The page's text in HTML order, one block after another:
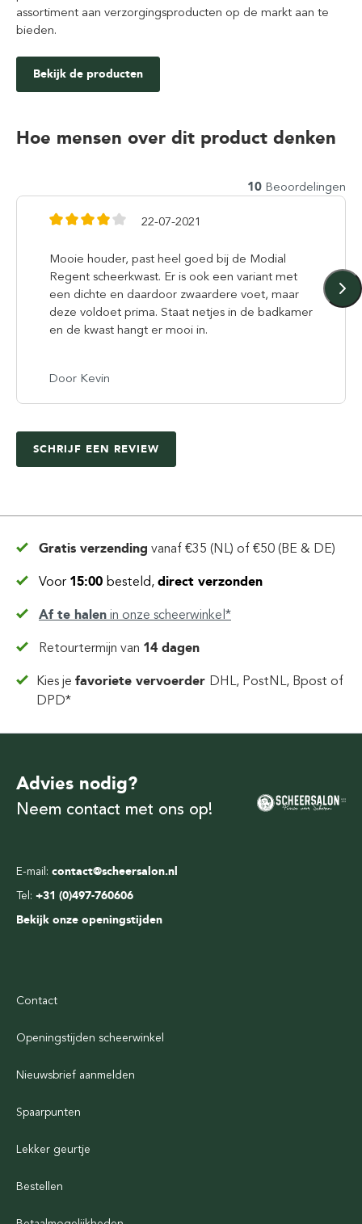
assortiment aan verzorgingsproducten op de markt aan te
bieden.
Bekijk de producten
Hoe mensen over dit product denken
10 Beoordelingen
22-07-2021
Mooie houder, past heel goed bij de Modial
Regent scheerkwast. Er is ook een variant met
een dichte en daardoor zwaardere voet, maar
deze voldoet prima. Staat netjes in de badkamer
en de kwast hangt er mooi in.
Door Kevin
SCHRIJF EEN REVIEW
Gratis verzending vanaf €35 (NL) of €50 (BE & DE)
Voor 15:00 besteld, direct verzonden
Af te halen in onze scheerwinkel*
Retourtermijn van 14 dagen
Kies jefavoriete vervoerder DHL, PostNL, Bpost of
DPD*
E-mail: contact@scheersalon.nl
Tel: +31 (0)497-760606
Bekijk onze openingstijden
Advies nodig?
Neem contact met ons op!
Contact
Openingstijden scheerwinkel
Nieuwsbrief aanmelden
Spaarpunten
Lekker geurtje
Bestellen